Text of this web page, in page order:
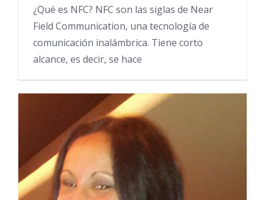
¿Qué es NFC? NFC son las siglas de Near
Field Communication, una tecnología de
comunicación inalámbrica. Tiene corto
alcance, es decir, se hace